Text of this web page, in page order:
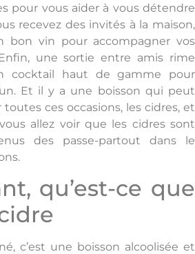
pour vous aider à vous détendre
recevez des invités à la maison,
bon vin pour accompagner vos
une sortie entre amis rime
cocktail haut de gamme pour
Et il y a une boisson qui peut
ces occasions, les cidres, et
allez voir que les cidres sont
des passe-partout dans le
qu’est-ce que
c’est une boisson alcoolisée et